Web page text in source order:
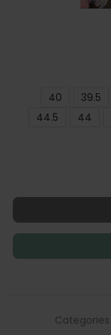
39.5
40
44
44.5
Categories